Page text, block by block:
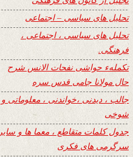
تحلیل های سیاسی – اجتماعی
تحلیل های سیاسی ، اجتماعی ،
فرهنگی.
تکملهء حواشی نفحات الانس شرح
حال مولانا جامی قدس سره
جالب ، دیدنی ،خواندنی ، معلوماتی و
شوخی
جدول کلمات متقاطع ، معما ها و سایر
سرگرمی های فکری